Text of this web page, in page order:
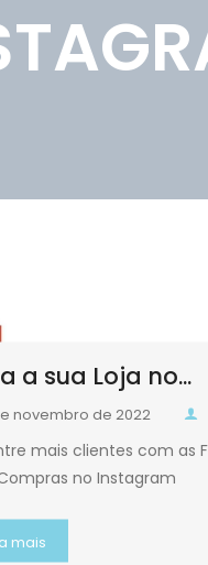
a sua Loja no...
novembro de 2022
mais clientes com as
no Instagram
mais